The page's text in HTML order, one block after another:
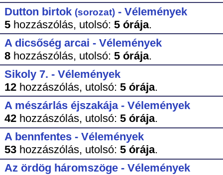
Dutton birtok (sorozat)- Vélemények
5hozzászólás, utolsó: 5 órája.
A dicsőség arcai - Vélemények
8hozzászólás, utolsó: 5 órája.
Sikoly 7. - Vélemények
12hozzászólás, utolsó: 5 órája.
A mészárlás éjszakája - Vélemények
42hozzászólás, utolsó: 5 órája.
A bennfentes - Vélemények
53hozzászólás, utolsó: 5 órája.
Az ördög háromszöge - Vélemények